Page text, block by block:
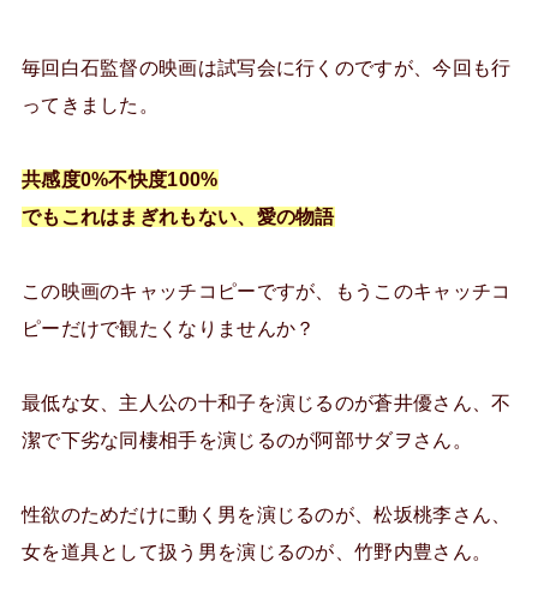
毎回白石監督の映画は試写会に行くのですが、今回も行
ってきました。
共感度0%不快度100%
でもこれはまぎれもない、愛の物語
この映画のキャッチコピーですが、もうこのキャッチコ
ピーだけで観たくなりませんか？
最低な女、主人公の十和子を演じるのが蒼井優さん、不
潔で下劣な同棲相手を演じるのが阿部サダヲさん。
性欲のためだけに動く男を演じるのが、松坂桃李さん、
女を道具として扱う男を演じるのが、竹野内豊さん。